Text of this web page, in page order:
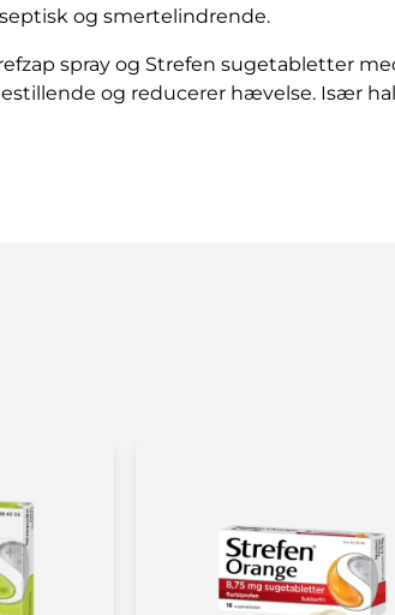
og smertelindrende.
spray og Strefen sugetabletter
og reducerer hævelse. Især